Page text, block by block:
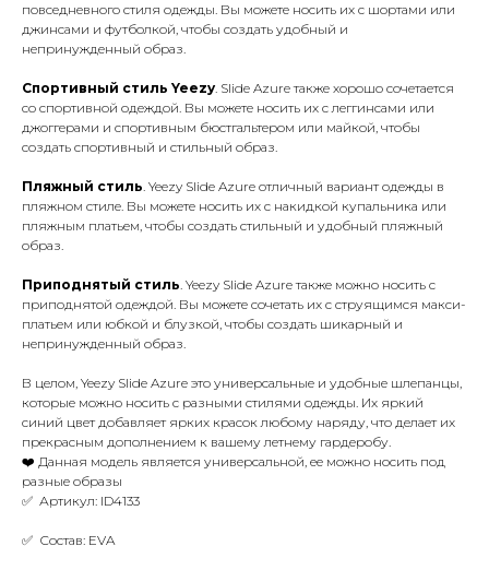
повседневного стиля одежды. Вы можете носить их с шортами или
джинсами и футболкой, чтобы создать удобный и
непринужденный образ.
Спортивный стиль Yeezy. Slide Azure также хорошо сочетается
со спортивной одеждой. Вы можете носить их с леггинсами или
джоггерами и спортивным бюстгальтером или майкой, чтобы
создать спортивный и стильный образ.
Пляжный стиль. Yeezy Slide Azure отличный вариант одежды в
пляжном стиле. Вы можете носить их с накидкой купальника или
пляжным платьем, чтобы создать стильный и удобный пляжный
образ.
Приподнятый стиль. Yeezy Slide Azure также можно носить с
приподнятой одеждой. Вы можете сочетать их с струящимся макси-
платьем или юбкой и блузкой, чтобы создать шикарный и
непринужденный образ.
В целом, Yeezy Slide Azure это универсальные и удобные шлепанцы,
которые можно носить с разными стилями одежды. Их яркий
синий цвет добавляет ярких красок любому наряду, что делает их
прекрасным дополнением к вашему летнему гардеробу.
❤️ Данная модель является универсальной, ее можно носить под
разные образы
✅ Артикул: ID4133
✅ Состав: EVA